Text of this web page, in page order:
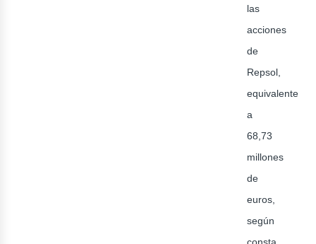
las
acciones
de
Repsol,
equivalente
a
68,73
millones
de
euros,
según